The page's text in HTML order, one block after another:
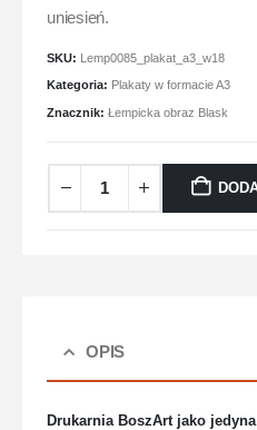
uniesień.
SKU: Lemp0085_plakat_a3_w18
Kategoria: Plakaty w formacie A3
Znacznik: Łempicka obraz Blask
OPIS
Drukarnia BoszArt jako